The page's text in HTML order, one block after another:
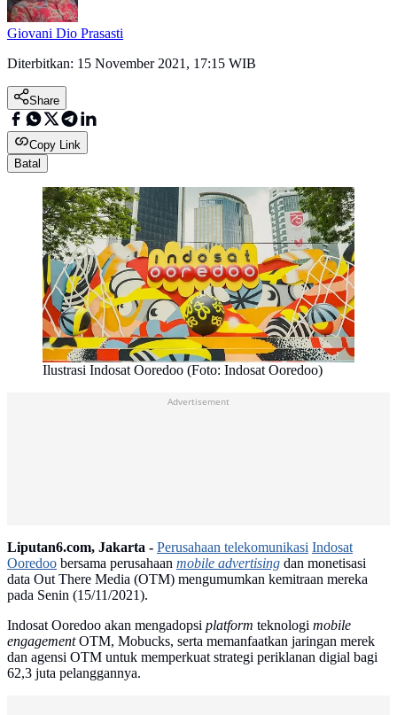
Giovani Dio Prasasti
Diterbitkan: 15 November 2021, 17:15 WIB
Share
Copy Link
Batal
Ilustrasi Indosat Ooredoo (Foto: Indosat Ooredoo)
Advertisement
Liputan6.com, Jakarta - Perusahaan telekomunikasi Indosat
Ooredoo bersama perusahaan mobile advertising dan monetisasi
data Out There Media (OTM) mengumumkan kemitraan mereka
pada Senin (15/11/2021).
Indosat Ooredoo akan mengadopsi platform teknologi mobile
engagementOTM, Mobucks, serta memanfaatkan jaringan merek
dan agensi OTM untuk memperkuat strategi periklanan digial bagi
62,3 juta pelanggannya.